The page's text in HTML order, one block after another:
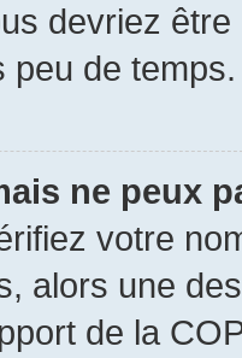
devriez
peu de temps.
ne peux
votre
alors une
de la